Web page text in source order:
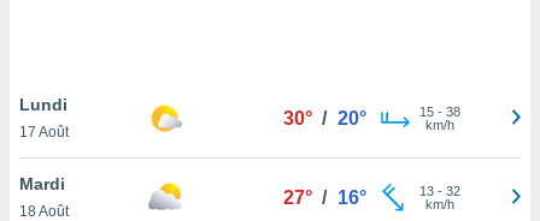
pas
de
à
Lundi
17 Août
30° / 20° 15- 38
km/h
Mardi
18 Août
27° / 16° 13- 32
km/h